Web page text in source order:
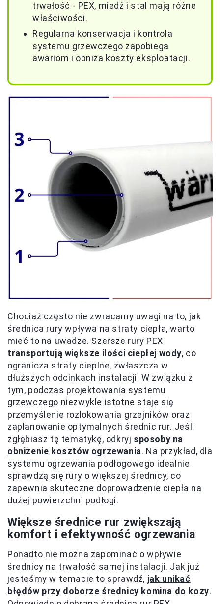
trwałość - PEX, miedź i stal mają różne
właściwości.
Regularna konserwacja i kontrola
systemu grzewczego zapobiega
awariom i obniża koszty eksploatacji.
Chociaż często nie zwracamy uwagi na to, jak
średnica rury wpływa na straty ciepła, warto
mieć to na uwadze. Szersze rury PEX
transportują większe ilości ciepłej wody, co
ogranicza straty cieplne, zwłaszcza w
dłuższych odcinkach instalacji. W związku z
tym, podczas projektowania systemu
grzewczego niezwykle istotne staje się
przemyślenie rozlokowania grzejników oraz
zaplanowanie optymalnych średnic rur. Jeśli
zgłębiasz tę tematykę, odkryj sposoby na
obniżenie kosztów ogrzewania. Na przykład, dla
systemu ogrzewania podłogowego idealnie
sprawdzą się rury o większej średnicy, co
zapewnia skuteczne doprowadzenie ciepła na
dużej powierzchni podłogi.
Większe średnice rur zwiększają
komfort i efektywność ogrzewania
Ponadto nie można zapominać o wpływie
średnicy na trwałość samej instalacji. Jak już
jesteśmy w temacie to sprawdź, jak unikać
błędów przy doborze średnicy komina do kozy.